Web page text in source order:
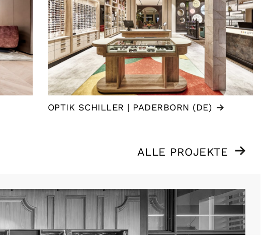
OPTIK SCHILLER | PADERBORN (DE)
ALLE PROJEKTE